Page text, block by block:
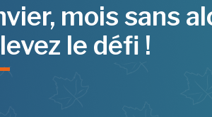
mois sans
le défi !